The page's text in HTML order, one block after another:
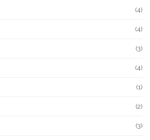
(4)
(4)
(3)
(4)
(1)
(2)
(3)